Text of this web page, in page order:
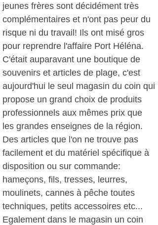
jeunes frères sont décidément très
complémentaires et n'ont pas peur du
risque ni du travail! Ils ont misé gros
pour reprendre l'affaire Port Héléna.
C'était auparavant une boutique de
souvenirs et articles de plage, c'est
aujourd'hui le seul magasin du coin qui
propose un grand choix de produits
professionnels aux mêmes prix que
les grandes enseignes de la région.
Des articles que l'on ne trouve pas
facilement et du matériel spécifique à
disposition ou sur commande:
hameçons, fils, tresses, leurres,
moulinets, cannes à pêche toutes
techniques, petits accessoires etc...
Egalement dans le magasin un coin